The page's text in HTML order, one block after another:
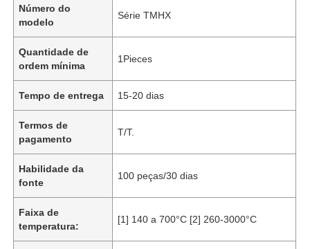
Número do
modelo
Série TMHX
Quantidade de
ordem mínima
1Pieces
Tempo de entrega 15-20 dias
Termos de
pagamento
T/T.
Habilidade da
fonte
100 peças/30 dias
Faixa de
temperatura:
[1] 140 a 700°C [2] 260-3000°C